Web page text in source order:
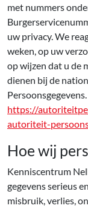
met nummers
uw privacy. We
weken, op uw
op wijzen dat u de
dienen bij de
https://
autoriteit-
Hoe wij
Kenniscentrum
gegevens serieus
misbruik, verlies,